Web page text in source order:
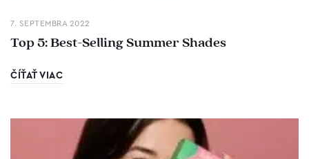
7. SEPTEMBRA 2022
Top 5: Best-Selling Summer Shades
ČÍŤAŤ VIAC